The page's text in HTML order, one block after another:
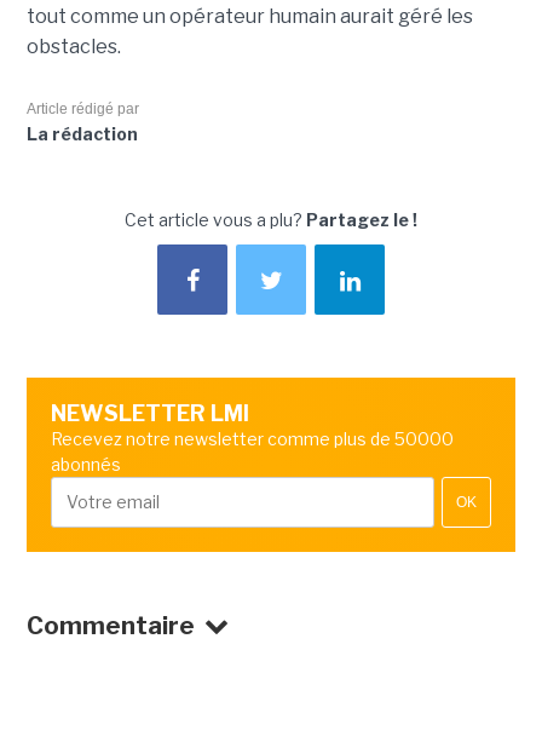
tout comme un opérateur humain aurait géré les
obstacles.
Article rédigé par
La rédaction
Cet article vous a plu? Partagez le !
NEWSLETTER LMI
Recevez notre newsletter comme plus de 50000
abonnés
OK
Commentaire